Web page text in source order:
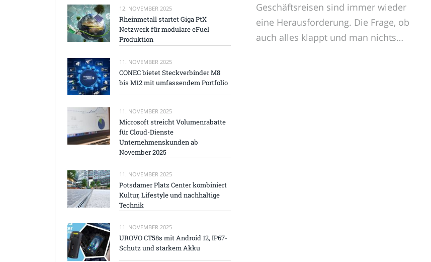
Geschäftsreisen sind immer wieder
eine Herausforderung. Die Frage, ob
auch alles klappt und man nichts…
12. NOVEMBER 2025
Rheinmetall startet Giga PtX
Netzwerk für modulare eFuel
Produktion
11. NOVEMBER 2025
CONEC bietet Steckverbinder M8
bis M12 mit umfassendem Portfolio
11. NOVEMBER 2025
Microsoft streicht Volumenrabatte
für Cloud-Dienste
Unternehmenskunden ab
November 2025
11. NOVEMBER 2025
Potsdamer Platz Center kombiniert
Kultur, Lifestyle und nachhaltige
Technik
11. NOVEMBER 2025
UROVO CT58s mit Android 12, IP67-
Schutz und starkem Akku